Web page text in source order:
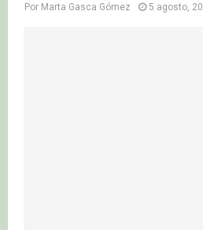
Por Marta Gasca Gómez 5 agosto,